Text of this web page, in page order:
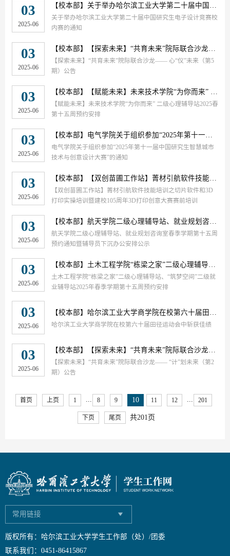
03
2025-06
【校本部】 关于举办哈尔滨工业大学第二十届中国研究生电子设计竞赛校内赛的通知
关于举办哈尔滨工业大学第二十届中国研究生电子设计竞赛校
内赛的通知
03
2025-06
【校本部】 【探索未来】“共育未来”院际联合沙龙—— 心“仪”未来（第5期）公告
【探索未来】“共育未来”院际联合沙龙—— 心“仪”未来（第5
期）公告
03
2025-06
【校本部】 【赋能未来】未来技术学院“为你而来” 二级心理辅导站2025春第十五周预约安排
【赋能未来】未来技术学院“为你而来” 二级心理辅导站2025春
第十五周预约安排
03
2025-06
【校本部】 电气学院关于组织参加“2025年第十一届中国研究生智慧城市技术与创意设计大赛”的通知
电气学院关于组织参加“2025年第十一届中国研究生智慧城市
技术与创意设计大赛”的通知
03
2025-06
【校本部】 【双创苗圃工作站】菁材引航软件技能培训之切片软件和3D打印实操培训暨建校105周年3D打印创意大赛赛前培训
【双创苗圃工作站】菁材引航软件技能培训之切片软件和3D
打印实操培训暨建校105周年3D打印创意大赛赛前培训
03
2025-06
【校本部】航天学院二级心理辅导站、就业规划咨询室春季学期第十五周预约通知暨辅导员下沉办公安排公示
航天学院二级心理辅导站、就业规划咨询室春季学期第十五周
预约通知暨辅导员下沉办公安排公示
03
2025-06
【校本部】 土木工程学院“栋梁之家”二级心理辅导站、“筑梦空间”二级就业辅导站2025年春季学期第十五周预约安排
土木工程学院“栋梁之家”二级心理辅导站、“筑梦空间”二级就
业辅导站2025年春季学期第十五周预约安排
03
2025-06
【校本部】 哈尔滨工业大学商学院在校第六十届田径运动会中斩获佳绩
哈尔滨工业大学商学院在校第六十届田径运动会中斩获佳绩
03
2025-06
【校本部】 【探索未来】“共育未来”院际联合沙龙—— “计”划未来（第2期）公告
【探索未来】“共育未来”院际联合沙龙—— “计”划未来（第2
期）公告
首页 上页 1 8 9 10 11 12 201
下页 尾页 共201页
常用链接
版权所有：哈尔滨工业大学学生工作部（处）/团委
联系我们：0451-86415867